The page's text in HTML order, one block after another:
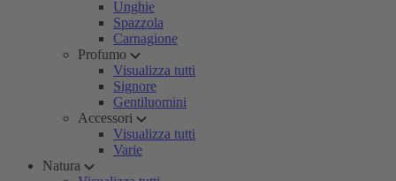
Unghie
Spazzola
Carnagione
Profumo
Visualizza tutti
Signore
Gentiluomini
Accessori
Visualizza tutti
Varie
Natura